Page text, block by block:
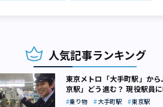
人気記事ランキング
東京メトロ「大手町駅」か
京駅」どう進む？ 現役駅員
もらいました
乗り物 大手町駅
東京駅